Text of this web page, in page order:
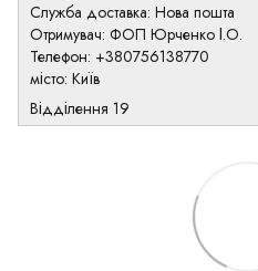
Служба доставка: Нова пошта
Отримувач: ФОП Юрченко І.О.
Телефон: +380756138770
місто: Київ
Відділення 19